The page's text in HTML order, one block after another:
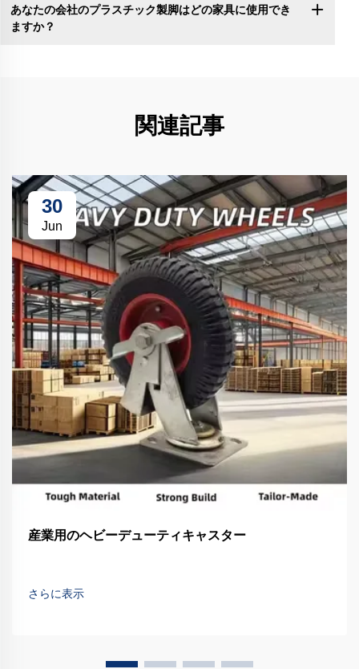
あなたの会社のプラスチック製脚はどの家具に使用でき
ますか？
関連記事
30
Jun
産業用のヘビーデューティキャスター
さらに表示